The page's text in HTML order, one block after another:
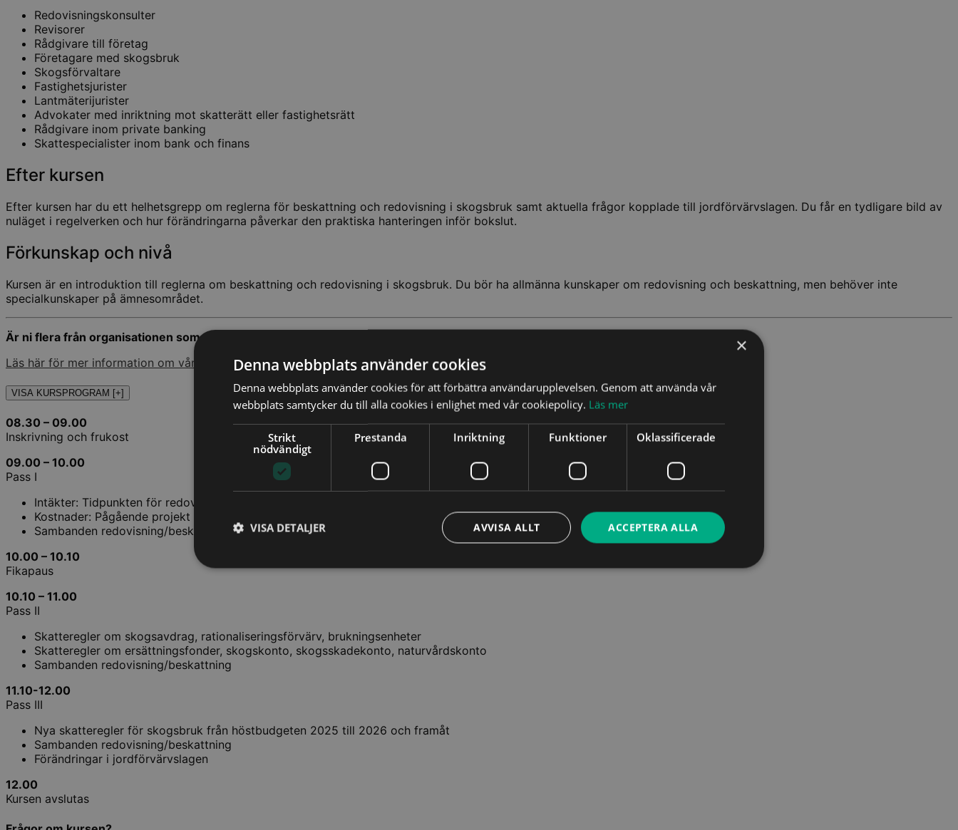
Redovisningskonsulter
Revisorer
Rådgivare till företag
Företagare med skogsbruk
Skogsförvaltare
Fastighetsjurister
Lantmäterijurister
Advokater med inriktning mot skatterätt eller fastighetsrätt
Rådgivare inom private banking
Skattespecialister inom bank och finans
Efter kursen
Efter kursen har du ett helhetsgrepp om reglerna för beskattning och redovisning i skogsbruk samt aktuella frågor kopplade till jordförvärvslagen. Du får en tydligare bild av
nuläget i regelverken och hur förändringarna påverkar den praktiska hanteringen inför bokslut.
Förkunskap och nivå
Kursen är en introduktion till reglerna om beskattning och redovisning i skogsbruk. Du bör ha allmänna kunskaper om redovisning och beskattning, men behöver inte
specialkunskaper på ämnesområdet.
Är ni flera från organisationen som är intresserade av denna kurs?
Läs här för mer information om våra organisationsanpassade utbildningar.
VISA KURSPROGRAM [+]
08.30 – 09.00
Inskrivning och frukost
09.00 – 10.00
Pass I
Intäkter: Tidpunkten för redovisning och beskattning, rättsfall
Kostnader: Pågående projekt inom Bokföringsnämnden om redovisning av växande skog
Sambanden redovisning/beskattning
10.00 – 10.10
Fikapaus
10.10 – 11.00
Pass II
Skatteregler om skogsavdrag, rationaliseringsförvärv, brukningsenheter
Skatteregler om ersättningsfonder, skogskonto, skogsskadekonto, naturvårdskonto
Sambanden redovisning/beskattning
11.10-12.00
Pass III
Nya skatteregler för skogsbruk från höstbudgeten 2025 till 2026 och framåt
Sambanden redovisning/beskattning
Förändringar i jordförvärvslagen
12.00
Kursen avslutas
×
Denna webbplats använder cookies
Denna webbplats använder cookies för att förbättra användarupplevelsen. Genom att använda vår
webbplats samtycker du till alla cookies i enlighet med vår cookiepolicy. Läs mer
Strikt
nödvändigt
Prestanda Inriktning Funktioner Oklassificerade
ACCEPTERA ALLA
AVVISA ALLT
VISA DETALJER